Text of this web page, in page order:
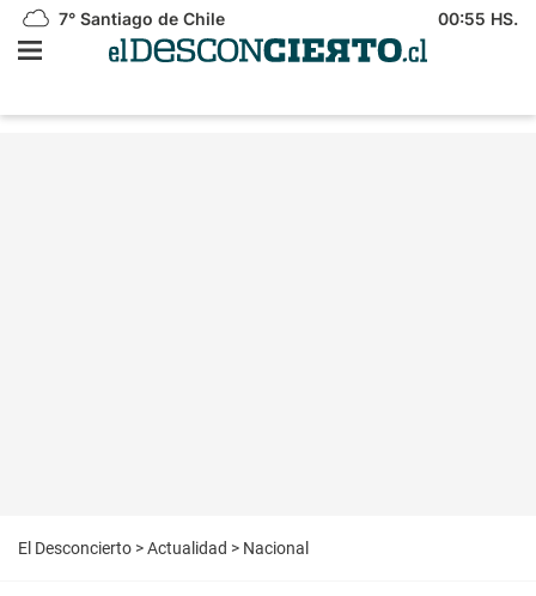
7° Santiago de Chile 00:55 HS.
El Desconcierto >Actualidad > Nacional